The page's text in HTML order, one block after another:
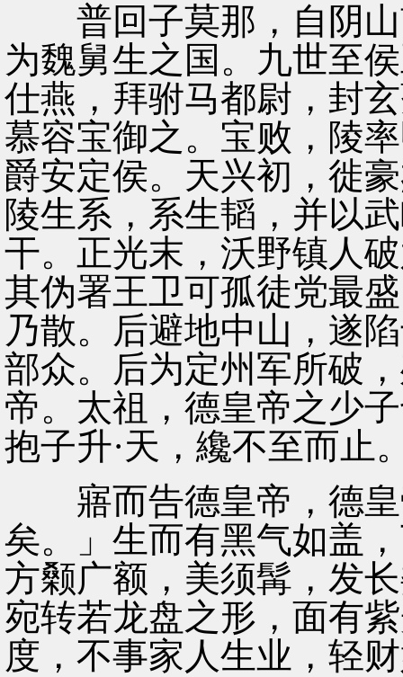
普回子莫那，自阴山
为魏舅生之国。九世至
仕燕，拜驸马都尉，封
慕容宝御之。宝败，陵
爵安定侯。天兴初，徙
陵生系，系生韬，并以
干。正光末，沃野镇人
其伪署王卫可孤徒党最
乃散。后避地中山，遂
部众。后为定州军所破
帝。太祖，德皇帝之少
抱子升·天，纔不至而止
寤而告德皇帝，德皇
矣。」生而有黑气如盖
方颡广额，美须髯，发
宛转若龙盘之形，面有
度，不事家人生业，轻